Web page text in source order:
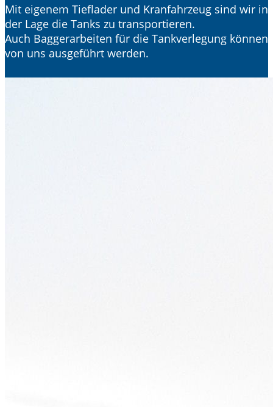
Mit eigenem Tieflader und Kranfahrzeug sind wir in
der Lage die Tanks zu transportieren.
Auch Baggerarbeiten für die Tankverlegung können
von uns ausgeführt werden.